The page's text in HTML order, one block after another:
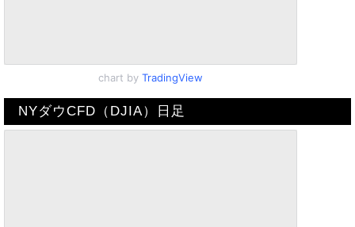
chart by TradingView
NYダウCFD（DJIA）日足